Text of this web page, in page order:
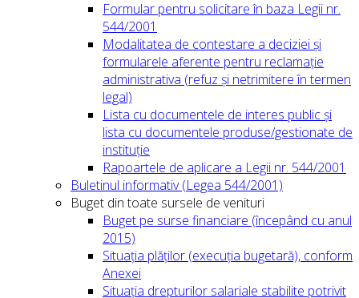
Formular pentru solicitare în baza Legii nr.
544/2001
Modalitatea de contestare a deciziei și
formularele aferente pentru reclamație
administrativa (refuz și netrimitere în termen
legal)
Lista cu documentele de interes public și
lista cu documentele produse/gestionate de
instituție
Rapoartele de aplicare a Legii nr. 544/2001
Buletinul informativ (Legea 544/2001)
Buget din toate sursele de venituri
Buget pe surse financiare (începând cu anul
2015)
Situația plăților (execuția bugetară), conform
Anexei
Situația drepturilor salariale stabilite potrivit